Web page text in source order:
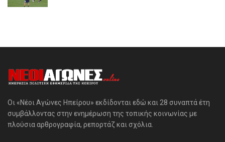
Οι «Νέοι Αγώνες Ηπείρου» εκδίδονται εδώ και 28 συναπτά έτη
συμβάλλοντας στην ενημέρωση της τοπικής κοινωνίας με
πλούσια αρθρογραφία, ρεπορτάζ και σχόλια.